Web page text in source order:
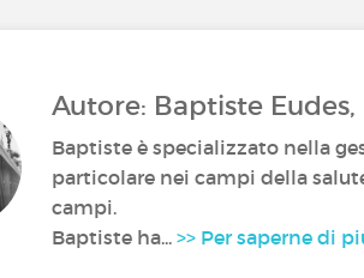
Autore: Baptiste
Baptiste è specializzato nella
particolare nei campi della
campi.
Baptiste ha... >> Per saperne di